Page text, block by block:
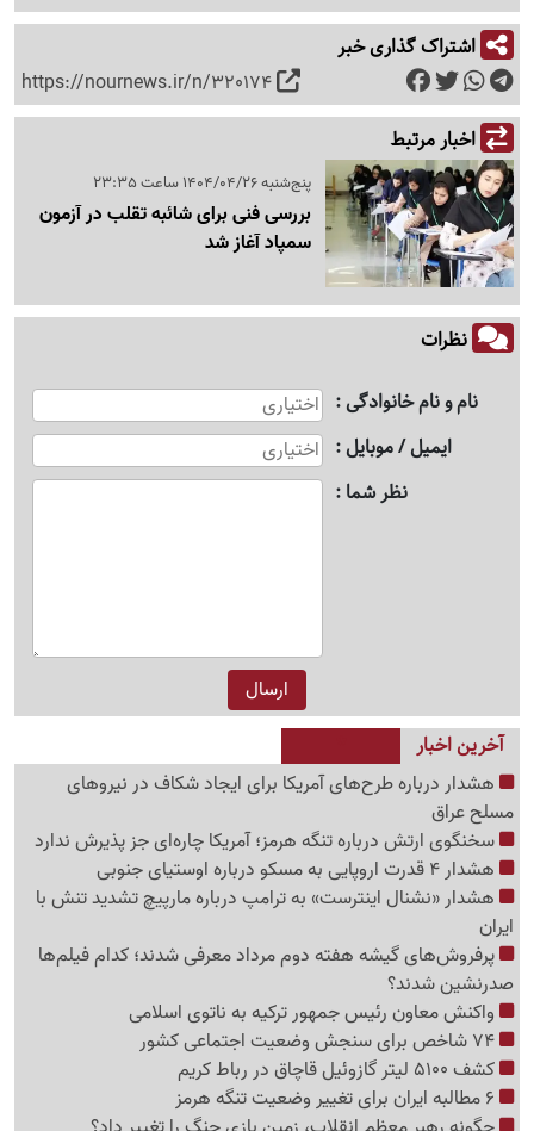
اشتراک گذاری خبر
https://nournews.ir/n/320174
اخبار مرتبط
پنج‌شنبه 1404/04/26 ساعت 23:35
بررسی فنی برای شائبه تقلب در آزمون
سمپاد آغاز شد
نظرات
نام و نام خانوادگی
ایمیل / موبایل
نظر شما
آخرین اخبار
هشدار درباره طرح‌های آمریکا برای ایجاد شکاف در نیروهای
مسلح عراق
سخنگوی ارتش درباره تنگه هرمز؛ آمریکا چاره‌ای جز پذیرش ندارد
هشدار 4 قدرت اروپایی به مسکو درباره اوستیای جنوبی
هشدار «نشنال اینترست» به ترامپ درباره مارپیچ تشدید تنش با
ایران
پرفروش‌های گیشه هفته دوم مرداد معرفی شدند؛ کدام فیلم‌ها
صدرنشین شدند؟
واکنش معاون رئیس جمهور ترکیه به ناتوی اسلامی
کشف 5100 لیتر گازوئیل قاچاق در رباط کریم